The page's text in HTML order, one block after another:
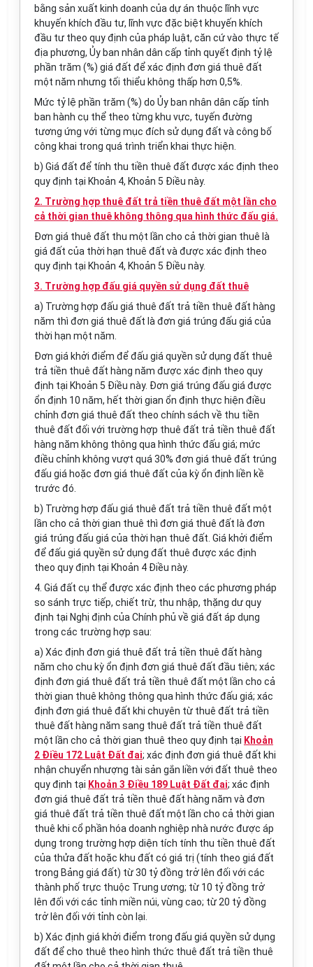
bằng sản xuất kinh doanh của dự án thuộc lĩnh vực
khuyến khích đầu tư, lĩnh vực đặc biệt khuyến khích
đầu tư theo quy định của pháp luật, căn cứ vào thực tế
địa phương, Ủy ban nhân dân cấp tỉnh quyết định tỷ lệ
phần trăm (%) giá đất để xác định đơn giá thuê đất
một năm nhưng tối thiểu không thấp hơn 0,5%.
Mức tỷ lệ phần trăm (%) do Ủy ban nhân dân cấp tỉnh
ban hành cụ thể theo từng khu vực, tuyến đường
tương ứng với từng mục đích sử dụng đất và công bố
công khai trong quá trình triển khai thực hiện.
b) Giá đất để tính thu tiền thuê đất được xác định theo
quy định tại Khoản 4, Khoản 5 Điều này.
2. Trường hợp thuê đất trả tiền thuê đất một lần cho
cả thời gian thuê không thông qua hình thức đấu giá.
Đơn giá thuê đất thu một lần cho cả thời gian thuê là
giá đất của thời hạn thuê đất và được xác định theo
quy định tại Khoản 4, Khoản 5 Điều này.
3. Trường hợp đấu giá quyền sử dụng đất thuê
a) Trường hợp đấu giá thuê đất trả tiền thuê đất hàng
năm thì đơn giá thuê đất là đơn giá trúng đấu giá của
thời hạn một năm.
Đơn giá khởi điểm để đấu giá quyền sử dụng đất thuê
trả tiền thuê đất hàng năm được xác định theo quy
định tại Khoản 5 Điều này. Đơn giá trúng đấu giá được
ổn định 10 năm, hết thời gian ổn định thực hiện điều
chỉnh đơn giá thuê đất theo chính sách về thu tiền
thuê đất đối với trường hợp thuê đất trả tiền thuê đất
hàng năm không thông qua hình thức đấu giá; mức
điều chỉnh không vượt quá 30% đơn giá thuê đất trúng
đấu giá hoặc đơn giá thuê đất của kỳ ổn định liền kề
trước đó.
b) Trường hợp đấu giá thuê đất trả tiền thuê đất một
lần cho cả thời gian thuê thì đơn giá thuê đất là đơn
giá trúng đấu giá của thời hạn thuê đất. Giá khởi điểm
để đấu giá quyền sử dụng đất thuê được xác định
theo quy định tại Khoản 4 Điều này.
4. Giá đất cụ thể được xác định theo các phương pháp
so sánh trực tiếp, chiết trừ, thu nhập, thặng dư quy
định tại Nghị định của Chính phủ về giá đất áp dụng
trong các trường hợp sau:
a) Xác định đơn giá thuê đất trả tiền thuê đất hàng
năm cho chu kỳ ổn định đơn giá thuê đất đầu tiên; xác
định đơn giá thuê đất trả tiền thuê đất một lần cho cả
thời gian thuê không thông qua hình thức đấu giá; xác
định đơn giá thuê đất khi chuyên từ thuê đất trả tiền
thuê đất hàng năm sang thuê đất trả tiền thuê đất
một lần cho cả thời gian thuê theo quy định tại Khoản
2 Điều 172 Luật Đất đai; xác định đơn giá thuê đất khi
nhận chuyển nhượng tài sản gắn liền với đất thuê theo
quy định tại Khoản 3 Điều 189 Luật Đất đai; xác định
đơn giá thuê đất trả tiền thuê đất hàng năm và đơn
giá thuê đất trả tiền thuê đất một lần cho cả thời gian
thuê khi cổ phần hóa doanh nghiệp nhà nước được áp
dụng trong trường hợp diện tích tính thu tiền thuê đất
của thửa đất hoặc khu đất có giá trị (tính theo giá đất
trong Bảng giá đất) từ 30 tỷ đồng trở lên đối với các
thành phố trực thuộc Trung ương; từ 10 tỷ đồng trở
lên đối với các tỉnh miền núi, vùng cao; từ 20 tỷ đồng
trở lên đối với tỉnh còn lại.
b) Xác định giá khởi điểm trong đấu giá quyền sử dụng
đất để cho thuê theo hình thức thuê đất trả tiền thuê